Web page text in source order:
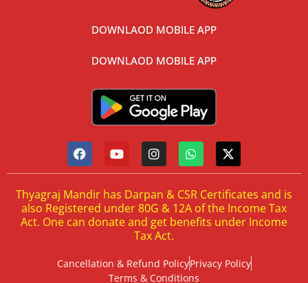
DOWNLAOD MOBILE APP
DOWNLAOD MOBILE APP
Thyagraj Mandir has Darpan & CSR Certificates and is
also Registered under 80G & 12A of the Income Tax
Act. One can donate and get benefits under Income
Tax Act.
Cancellation & Refund PolicyPrivacy Policy
Terms & Conditions